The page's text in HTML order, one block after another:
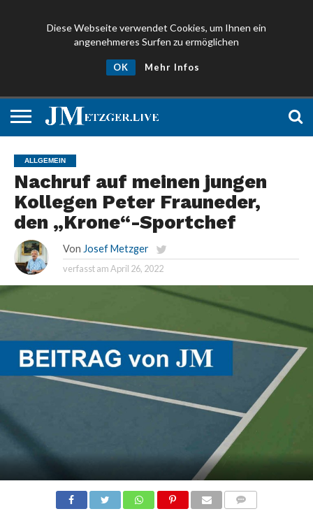
Diese Webseite verwendet Cookies, um Ihnen ein
angenehmeres Surfen zu ermöglichen
OK Mehr Infos
ALLGEMEIN
Nachruf auf meinen jungen
Kollegen Peter Frauneder,
den „Krone“-Sportchef
Von Josef Metzger
verfasst amApril 26, 2022